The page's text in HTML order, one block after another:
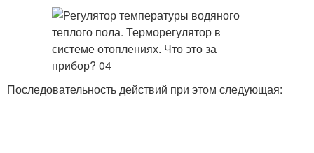
Последовательность действий при этом следующая: